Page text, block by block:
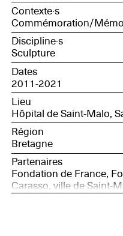
Contexte·s
Commémoration/
Discipline·s
Sculpture
Dates
2011-2021
Lieu
Hôpital de Saint-Malo,
Région
Bretagne
Partenaires
Fondation de France,
Carasso, ville de Saint-